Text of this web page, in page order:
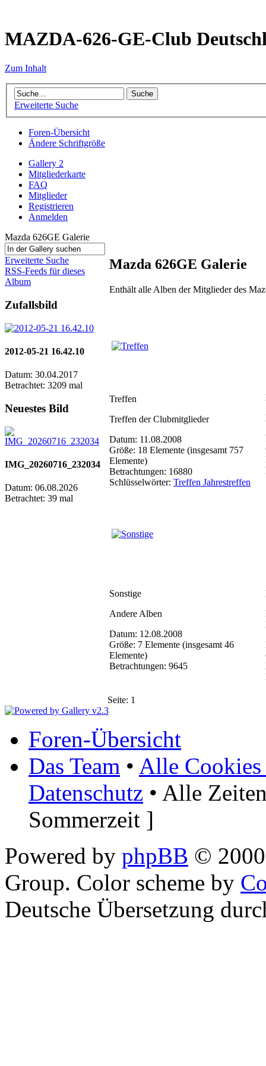
MAZDA-626-GE-Club
Zum Inhalt
Erweiterte Suche
Foren-Übersicht
Ändere Schriftgröße
Gallery 2
Mitgliederkarte
FAQ
Mitglieder
Registrieren
Anmelden
Mazda 626GE Galerie
Erweiterte Suche
RSS-Feeds für dieses
Album
Zufallsbild
2012-05-21 16.42.10
Datum: 30.04.2017
Betrachtet: 3209 mal
Neuestes Bild
IMG_20260716_232034
Datum: 06.08.2026
Betrachtet: 39 mal
Mazda 626GE Galerie
Enthält alle Alben der Mitglieder des
Treffen
Treffen der Clubmitglieder
Datum: 11.08.2008
Größe: 18 Elemente (insgesamt 757
Elemente)
Betrachtungen: 16880
Schlüsselwörter: Treffen Jahrestreffen
Sonstige
Andere Alben
Datum: 12.08.2008
Größe: 7 Elemente (insgesamt 46
Elemente)
Betrachtungen: 9645
Seite: 1
Foren-Übersicht
Das Team • Alle Cookies
Datenschutz • Alle
Sommerzeit ]
Powered by phpBB ©
Group. Color scheme by
Deutsche Übersetzung